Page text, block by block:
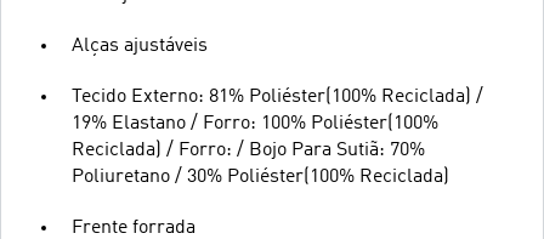
Alças ajustáveis
Tecido Externo: 81% Poliéster(100% Reciclada) /
19% Elastano / Forro: 100% Poliéster(100%
Reciclada) / Forro: / Bojo Para Sutiã: 70%
Poliuretano / 30% Poliéster(100% Reciclada)
Frente forrada